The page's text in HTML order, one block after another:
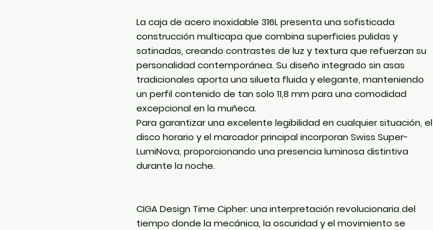
La caja de acero inoxidable 316Lpresenta una sofisticada
construcción multicapa que combina superficies pulidas y
satinadas, creando contrastes de luz y textura que refuerzan su
personalidad contemporánea. Su diseño integrado sin asas
tradicionales aporta una silueta fluida y elegante, manteniendo
un perfil contenido de tan solo 11,8 mmpara una comodidad
excepcional en la muñeca.
Para garantizar una excelente legibilidad en cualquier situación, el
disco horario y el marcador principal incorporanSwiss Super-
LumiNova, proporcionando una presencia luminosa distintiva
durante la noche.
CIGA Design Time Cipher: una interpretación revolucionaria del
tiempo donde la mecánica, la oscuridad y el movimiento se